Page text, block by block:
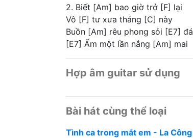
2. Biết [Am] bao giờ trở [F] lại
Vô [F] tư xưa tháng [C] này
Buồn [Am] rêu phong sỏi [E7] đá
[E7] Ấm một lần nắng [Am] mai
Hợp âm guitar sử dụng
Bài hát cùng thể loại
Tình ca trong mắt em - La Công